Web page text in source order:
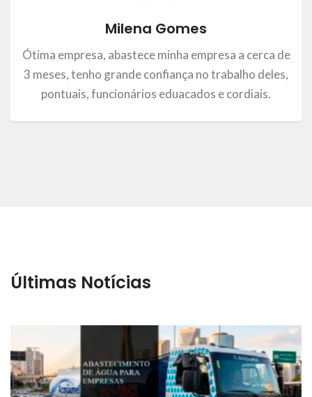
Milena Gomes
Ótima empresa, abastece minha empresa a cerca de
3 meses, tenho grande confiança no trabalho deles,
pontuais, funcionários eduacados e cordiais.
Últimas Notícias